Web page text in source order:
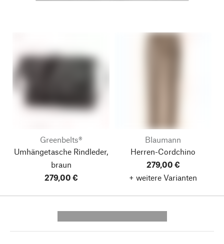
Greenbelts®
Umhängetasche Rindleder,
braun
279,00 €
Blaumann
Herren-Cordchino
279,00 €
+ weitere Varianten